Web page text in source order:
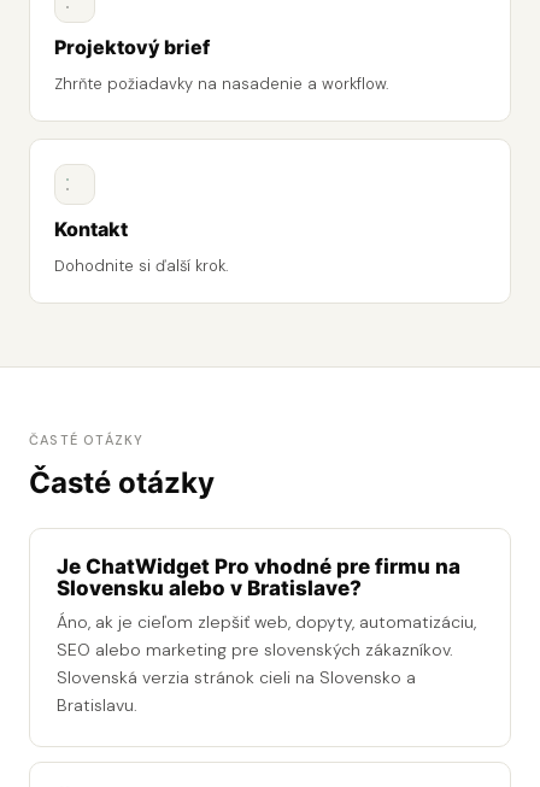
Projektový brief
Zhrňte požiadavky na nasadenie a workflow.
Kontakt
Dohodnite si ďalší krok.
ČASTÉ OTÁZKY
Časté otázky
Je ChatWidget Pro vhodné pre firmu na
Slovensku alebo v Bratislave?
Áno, ak je cieľom zlepšiť web, dopyty, automatizáciu,
SEO alebo marketing pre slovenských zákazníkov.
Slovenská verzia stránok cieli na Slovensko a
Bratislavu.